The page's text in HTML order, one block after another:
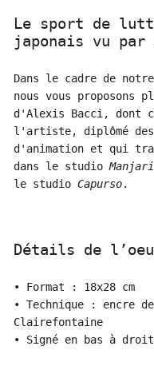
Le sport de
japonais vu par
Dans le cadre de
nous vous proposons
d'Alexis Bacci, dont
l'artiste, diplômé des
d'animation et qui
dans le studio
le studio Capurso.
Détails de
• Format : 18x28 cm
• Technique : encre
Clairefontaine
• Signé en bas à